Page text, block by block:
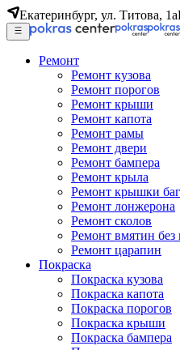
Екатеринбург, ул. Титова, 1а
Ремонт
Ремонт кузова
Ремонт порогов
Ремонт крыши
Ремонт капота
Ремонт рамы
Ремонт двери
Ремонт бампера
Ремонт крыла
Ремонт крышки
Ремонт лонжерона
Ремонт сколов
Ремонт вмятин без
Ремонт царапин
Покраска
Покраска кузова
Покраска капота
Покраска порогов
Покраска крыши
Покраска бампера